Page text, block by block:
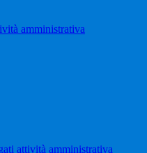
amministrativa
attività amministrativa